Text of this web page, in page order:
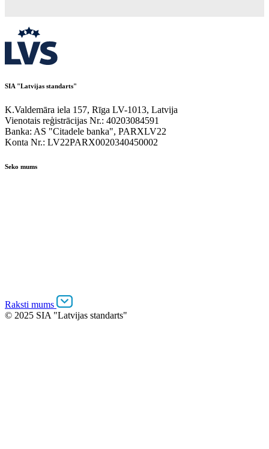
SIA "Latvijas standarts"
K.Valdemāra iela 157, Rīga LV-1013, Latvija
Vienotais reģistrācijas Nr.: 40203084591
Banka: AS "Citadele banka", PARXLV22
Konta Nr.: LV22PARX0020340450002
Seko mums
Raksti mums
© 2025 SIA "Latvijas standarts"